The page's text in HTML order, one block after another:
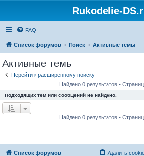
Rukodelie-
FAQ
Список форумов Поиск Активные темы
Активные темы
Перейти к расширенному поиску
Найдено 0 результатов •
Подходящих тем или сообщений не найдено.
Найдено 0 результатов •
Список форумов Удалить